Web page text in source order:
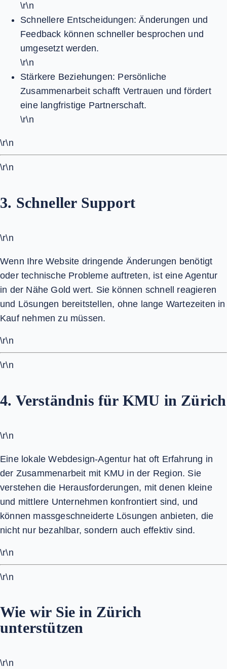
\r\n
Schnellere Entscheidungen: Änderungen und
Feedback können schneller besprochen und
umgesetzt werden.
\r\n
Stärkere Beziehungen: Persönliche
Zusammenarbeit schafft Vertrauen und fördert
eine langfristige Partnerschaft.
\r\n
\r\n
\r\n
3. Schneller Support
\r\n
Wenn Ihre Website dringende Änderungen benötigt
oder technische Probleme auftreten, ist eine Agentur
in der Nähe Gold wert. Sie können schnell reagieren
und Lösungen bereitstellen, ohne lange Wartezeiten in
Kauf nehmen zu müssen.
\r\n
\r\n
4. Verständnis für KMU in Zürich
\r\n
Eine lokale Webdesign-Agentur hat oft Erfahrung in
der Zusammenarbeit mit KMU in der Region. Sie
verstehen die Herausforderungen, mit denen kleine
und mittlere Unternehmen konfrontiert sind, und
können massgeschneiderte Lösungen anbieten, die
nicht nur bezahlbar, sondern auch effektiv sind.
\r\n
\r\n
Wie wir Sie in Zürich
unterstützen
\r\n